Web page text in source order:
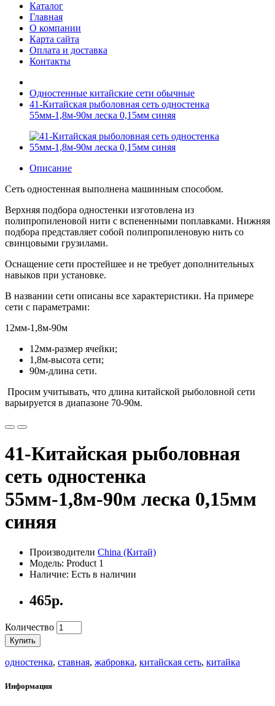
Каталог
Главная
О компании
Карта сайта
Оплата и доставка
Контакты
Одностенные китайские сети обычные
41-Китайская рыболовная сеть одностенка
55мм-1,8м-90м леска 0,15мм синяя
Описание
Сеть одностенная выполнена машинным способом.
Верхняя подбора одностенки изготовлена из
полипропиленовой нити с вспененными поплавками. Нижняя
подбора представляет собой полипропиленовую нить со
свинцовыми грузилами.
Оснащение сети простейшее и не требует дополнительных
навыков при установке.
В названии сети описаны все характеристики. На примере
сети с параметрами:
12мм-1,8м-90м
12мм-размер ячейки;
1,8м-высота сети;
90м-длина сети.
Просим учитывать, что длина китайской рыболовной сети
варьируется в диапазоне 70-90м.
41-Китайская рыболовная
сеть одностенка
55мм-1,8м-90м леска 0,15мм
синяя
Производители China (Китай)
Модель: Product 1
Наличие: Есть в наличии
465р.
Количество
Купить
одностенка, ставная, жабровка, китайская сеть, китайка
Информация